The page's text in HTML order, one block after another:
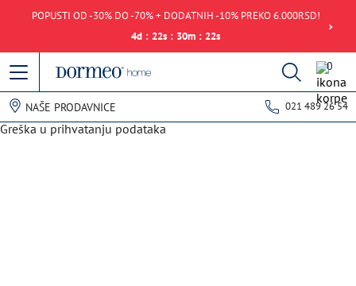
POPUSTI OD -30% DO -70% + DODATNIH -10% PREKO 6.000RSD!
4d : 22s : 30m : 22s
0
NAŠE PRODAVNICE 021 489 26 54
Greška u prihvatanju podataka